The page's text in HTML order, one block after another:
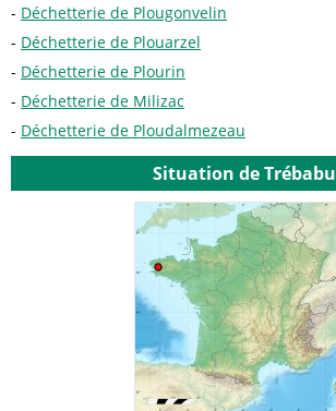
Déchetterie de Plougonvelin
Déchetterie de Plouarzel
Déchetterie de Plourin
Déchetterie de Milizac
Déchetterie de Ploudalmezeau
Situation de Trébabu